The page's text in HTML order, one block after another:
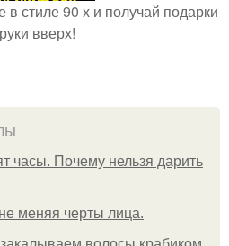
стиле 90 х и получай подарки
вверх!
часы. Почему нельзя дарить
меняя черты лица.